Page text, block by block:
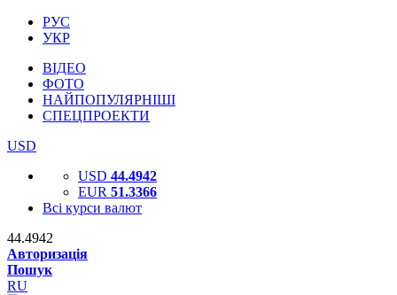
РУС
УКР
ВІДЕО
ФОТО
НАЙПОПУЛЯРНІШІ
СПЕЦПРОЕКТИ
USD
USD 44.4942
EUR 51.3366
Всі курси валют
44.4942
Авторизація
Пошук
RU